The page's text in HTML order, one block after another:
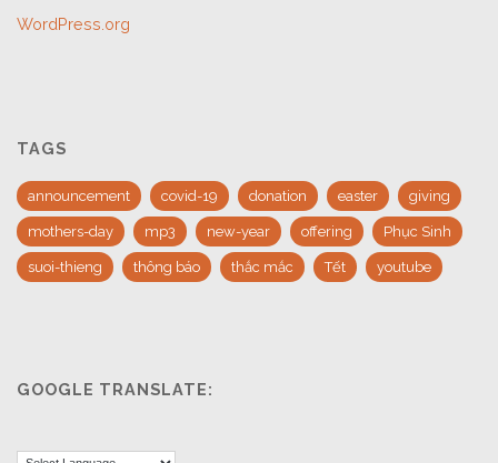
WordPress.org
TAGS
announcement covid-19 donation easter giving
mothers-day mp3 new-year offering Phục Sinh
suoi-thieng thông báo thắc mắc Tết youtube
GOOGLE TRANSLATE: